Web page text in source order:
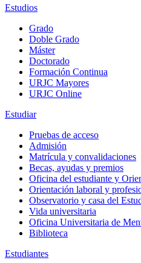
Estudios
Grado
Doble Grado
Máster
Doctorado
Formación Continua
URJC Mayores
URJC Online
Estudiar
Pruebas de acceso
Admisión
Matrícula y convalidaciones
Becas, ayudas y premios
Oficina del estudiante y
Orientación laboral y
Observatorio y casa del
Vida universitaria
Oficina Universitaria de
Biblioteca
Estudiantes